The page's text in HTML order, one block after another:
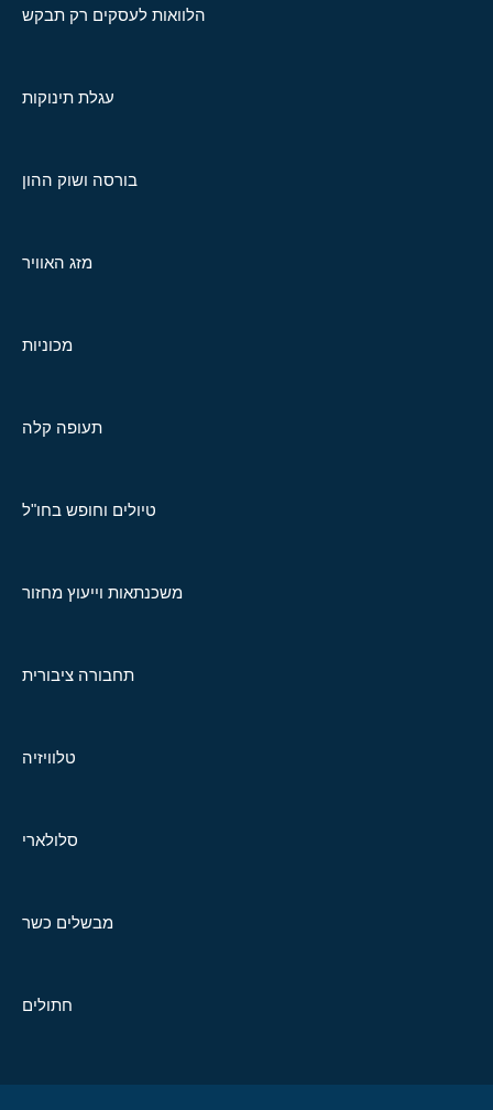
הלוואות לעסקים רק תבקש
עגלת תינוקות
בורסה ושוק ההון
מזג האוויר
מכוניות
תעופה קלה
טיולים וחופש בחו"ל
משכנתאות וייעוץ מחזור
תחבורה ציבורית
טלוויזיה
סלולארי
מבשלים כשר
חתולים